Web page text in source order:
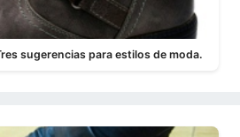
sugerencias para estilos de moda.